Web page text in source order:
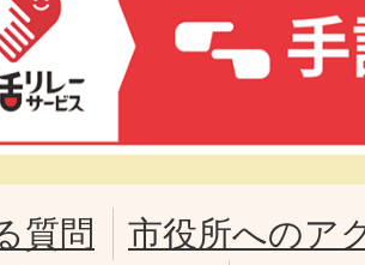
質問
市役所へのア